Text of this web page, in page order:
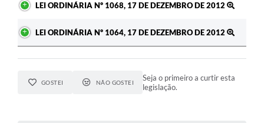
LEI ORDINÁRIA Nº 1068, 17 DE DEZEMBRO DE 2012
LEI ORDINÁRIA Nº 1064, 17 DE DEZEMBRO DE 2012
GOSTEI NÃO GOSTEI
Seja o primeiro a curtir esta
legislação.